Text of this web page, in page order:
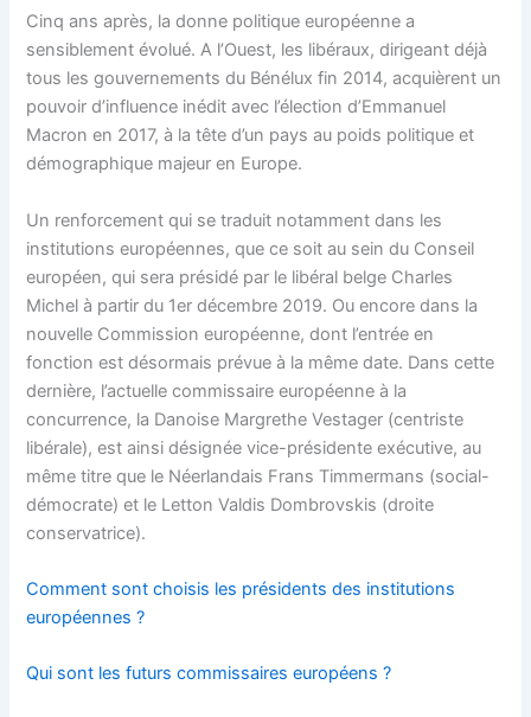
Cinq ans après, la donne politique européenne a
sensiblement évolué. A l’Ouest, les libéraux, dirigeant déjà
tous les gouvernements du Bénélux fin 2014, acquièrent un
pouvoir d’influence inédit avec l’élection d’Emmanuel
Macron en 2017, à la tête d’un pays au poids politique et
démographique majeur en Europe.
Un renforcement qui se traduit notamment dans les
institutions européennes, que ce soit au sein du Conseil
européen, qui sera présidé par le libéral belge Charles
Michel à partir du 1er décembre 2019. Ou encore dans la
nouvelle Commission européenne, dont l’entrée en
fonction est désormais prévue à la même date. Dans cette
dernière, l’actuelle commissaire européenne à la
concurrence, la Danoise Margrethe Vestager (centriste
libérale), est ainsi désignée vice-présidente exécutive, au
même titre que le Néerlandais Frans Timmermans (social-
démocrate) et le Letton Valdis Dombrovskis (droite
conservatrice).
Comment sont choisis les présidents des institutions
européennes ?
Qui sont les futurs commissaires européens ?